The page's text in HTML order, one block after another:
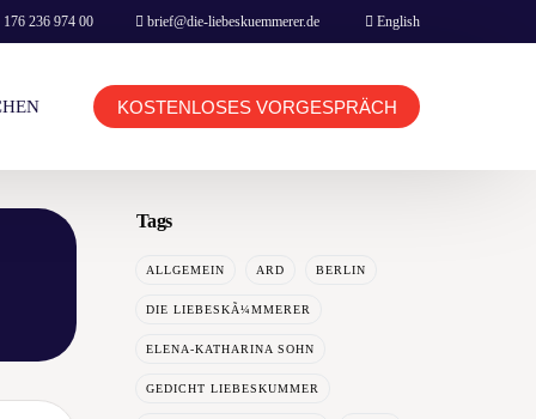
176 236 974 00 brief@die-liebeskuemmerer.de English
BERATER LOGIN TERMINBUCHUNG
KOSTENLOSES VORGESPRÄCH
Tags
ALLGEMEIN ARD BERLIN
DIE LIEBESKÃ¼MMERER
ELENA-KATHARINA SOHN
GEDICHT LIEBESKUMMER